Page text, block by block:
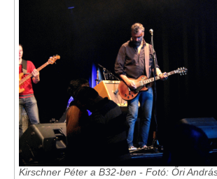
Kirschner Péter a B32-ben - Fotó: Őri